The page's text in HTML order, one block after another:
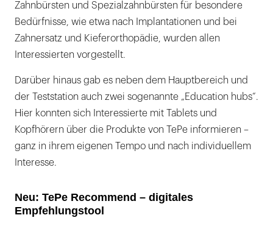
Zahnbürsten und Spezialzahnbürsten für besondere
Bedürfnisse, wie etwa nach Implantationen und bei
Zahnersatz und Kieferorthopädie, wurden allen
Interessierten vorgestellt.
Darüber hinaus gab es neben dem Hauptbereich und
der Teststation auch zwei sogenannte „Education hubs“.
Hier konnten sich Interessierte mit Tablets und
Kopfhörern über die Produkte von TePe informieren –
ganz in ihrem eigenen Tempo und nach individuellem
Interesse.
Neu: TePe Recommend – digitales
Empfehlungstool